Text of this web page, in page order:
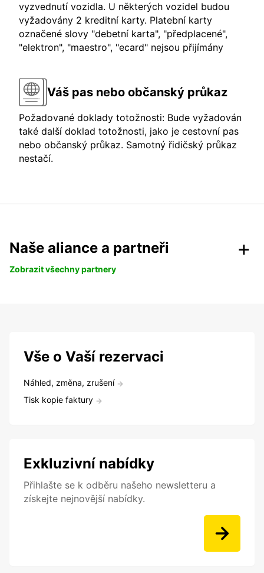
vyzvednutí vozidla. U některých vozidel budou
vyžadovány 2 kreditní karty. Platební karty
označené slovy "debetní karta", "předplacené",
"elektron", "maestro", "ecard" nejsou přijímány
Váš pas nebo občanský průkaz
Požadované doklady totožnosti: Bude vyžadován
také další doklad totožnosti, jako je cestovní pas
nebo občanský průkaz. Samotný řidičský průkaz
nestačí.
Naše aliance a partneři
Zobrazit všechny partnery
Vše o Vaší rezervaci
Náhled, změna, zrušení
Tisk kopie faktury
Exkluzivní nabídky
Přihlašte se k odběru našeho newsletteru a
získejte nejnovější nabídky.